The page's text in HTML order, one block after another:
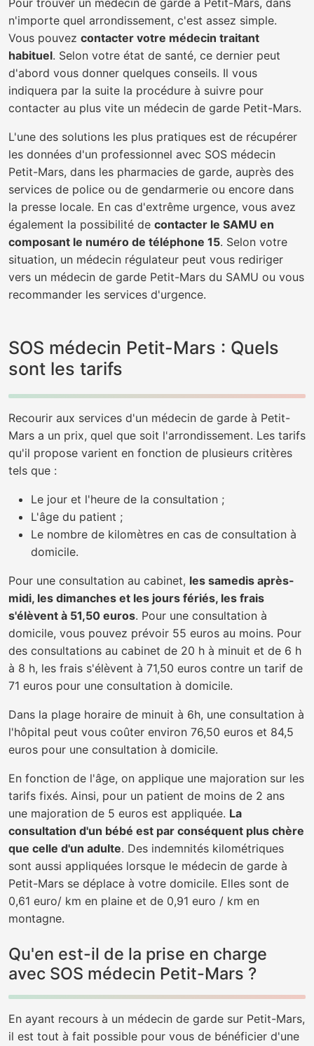
Pour trouver un médecin de garde à Petit-Mars, dans
n'importe quel arrondissement, c'est assez simple.
Vous pouvez contacter votre médecin traitant
habituel. Selon votre état de santé, ce dernier peut
d'abord vous donner quelques conseils. Il vous
indiquera par la suite la procédure à suivre pour
contacter au plus vite un médecin de garde Petit-Mars.
L'une des solutions les plus pratiques est de récupérer
les données d'un professionnel avec SOS médecin
Petit-Mars, dans les pharmacies de garde, auprès des
services de police ou de gendarmerie ou encore dans
la presse locale. En cas d'extrême urgence, vous avez
également la possibilité de contacter le SAMU en
composant le numéro de téléphone 15. Selon votre
situation, un médecin régulateur peut vous rediriger
vers un médecin de garde Petit-Mars du SAMU ou vous
recommander les services d'urgence.
SOS médecin Petit-Mars : Quels
sont les tarifs
Recourir aux services d'un médecin de garde à Petit-
Mars a un prix, quel que soit l'arrondissement. Les tarifs
qu'il propose varient en fonction de plusieurs critères
tels que :
Le jour et l'heure de la consultation ;
L'âge du patient ;
Le nombre de kilomètres en cas de consultation à
domicile.
Pour une consultation au cabinet, les samedis après-
midi, les dimanches et les jours fériés, les frais
s'élèvent à 51,50 euros. Pour une consultation à
domicile, vous pouvez prévoir 55 euros au moins. Pour
des consultations au cabinet de 20 h à minuit et de 6 h
à 8 h, les frais s'élèvent à 71,50 euros contre un tarif de
71 euros pour une consultation à domicile.
Dans la plage horaire de minuit à 6h, une consultation à
l'hôpital peut vous coûter environ 76,50 euros et 84,5
euros pour une consultation à domicile.
En fonction de l'âge, on applique une majoration sur les
tarifs fixés. Ainsi, pour un patient de moins de 2 ans
une majoration de 5 euros est appliquée. La
consultation d'un bébé est par conséquent plus chère
que celle d'un adulte. Des indemnités kilométriques
sont aussi appliquées lorsque le médecin de garde à
Petit-Mars se déplace à votre domicile. Elles sont de
0,61 euro/ km en plaine et de 0,91 euro / km en
montagne.
Qu'en est-il de la prise en charge
avec SOS médecin Petit-Mars ?
En ayant recours à un médecin de garde sur Petit-Mars,
il est tout à fait possible pour vous de bénéficier d'une